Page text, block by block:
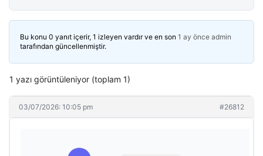
Bu konu 0 yanıt içerir, 1 izleyen vardır ve en son 1 ay önce admin
tarafından güncellenmiştir.
1 yazı görüntüleniyor (toplam 1)
03/07/2026: 10:05 pm #26812